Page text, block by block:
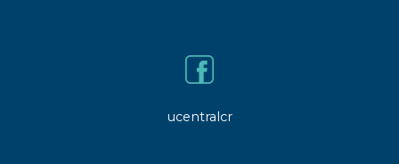
ucentralcr